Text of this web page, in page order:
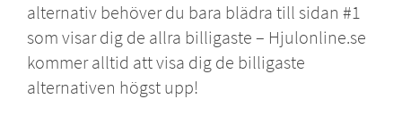
alternativ behöver du bara blädra till sidan #1
som visar dig de allra billigaste – Hjulonline.se
kommer alltid att visa dig de billigaste
alternativen högst upp!